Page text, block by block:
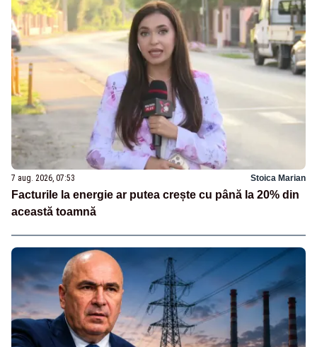
7 aug. 2026, 07:53 Stoica Marian
Facturile la energie ar putea crește cu până la 20% din
această toamnă